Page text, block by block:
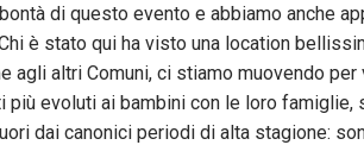
di questo evento e abbiamo anche
è stato qui ha visto una location
altri Comuni, ci stiamo muovendo
evoluti ai bambini con le loro famiglie,
dai canonici periodi di alta stagione: